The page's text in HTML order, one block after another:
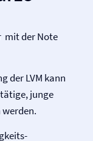
mit der Note
der LVM kann
junge
werden.